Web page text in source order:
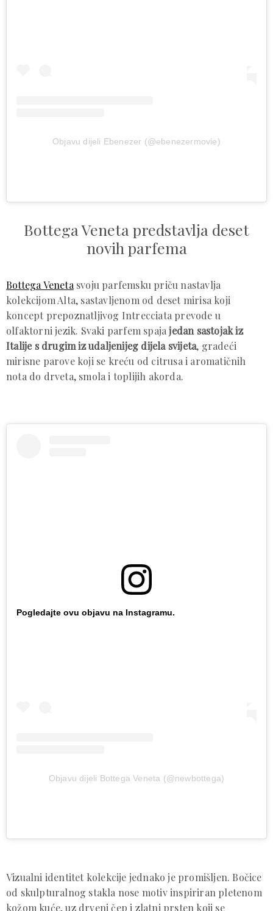
Objavu dijeli Ebenezer (@ebenezermovie)
Bottega Veneta predstavlja deset
novih parfema
Bottega Venetasvoju parfemsku priču nastavlja
kolekcijom Alta, sastavljenom od deset mirisa koji
koncept prepoznatljivog Intrecciata prevode u
olfaktorni jezik. Svaki parfem spajajedan sastojak iz
Italije s drugim iz udaljenijeg dijela svijeta, gradeći
mirisne parove koji se kreću od citrusa i aromatičnih
nota do drveta, smola i toplijih akorda.
Pogledajte ovu objavu na Instagramu.
Objavu dijeli Bottega Veneta (@newbottega)
Vizualni identitet kolekcije jednako je promišljen. Bočice
od skulpturalnog stakla nose motiv inspiriran pletenom
kožom kuće, uz drveni čep i zlatni prsten koji se